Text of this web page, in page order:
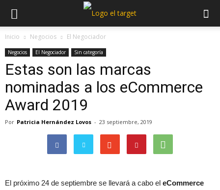
Inicio Negocios El Negociador
Negocios El Negociador Sin categoría
Estas son las marcas
nominadas a los eCommerce
Award 2019
Por Patricia Hernández Lovos - 23 septiembre, 2019
El próximo 24 de septiembre se llevará a cabo el eCommerce